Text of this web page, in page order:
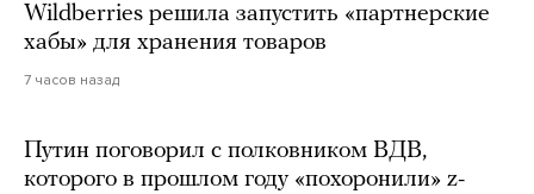
Wildberries решила запустить «партнерские
хабы» для хранения товаров
7 часов назад
Путин поговорил с полковником ВДВ,
которого в прошлом году «похоронили» z-